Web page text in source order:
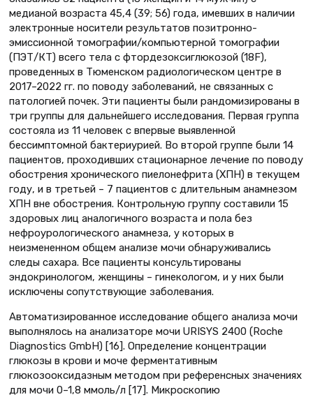
медианой возраста 45,4 (39; 56) года, имевших в наличии
электронные носители результатов позитронно-
эмиссионной томографии/компьютерной томографии
(ПЭТ/КТ) всего тела с фтордезоксиглюкозой (18F),
проведенных в Тюменском радиологическом центре в
2017–2022 гг. по поводу заболеваний, не связанных с
патологией почек. Эти пациенты были рандомизированы в
три группы для дальнейшего исследования. Первая группа
состояла из 11 человек с впервые выявленной
бессимптомной бактериурией. Во второй группе были 14
пациентов, проходивших стационарное лечение по поводу
обострения хронического пиелонефрита (ХПН) в текущем
году, и в третьей – 7 пациентов с длительным анамнезом
ХПН вне обострения. Контрольную группу составили 15
здоровых лиц аналогичного возраста и пола без
нефроурологического анамнеза, у которых в
неизмененном общем анализе мочи обнаруживались
следы сахара. Все пациенты консультированы
эндокринологом, женщины – гинекологом, и у них были
исключены сопутствующие заболевания.
Автоматизированное исследование общего анализа мочи
выполнялось на анализаторе мочи URISYS 2400 (Roche
Diagnostics GmbH) [16]. Определение концентрации
глюкозы в крови и моче ферментативным
глюкозооксидазным методом при референсных значениях
для мочи 0–1,8 ммоль/л [17]. Микроскопию